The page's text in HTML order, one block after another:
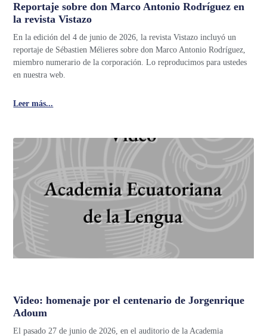
Reportaje sobre don Marco Antonio Rodríguez en
la revista Vistazo
En la edición del 4 de junio de 2026, la revista Vistazo incluyó un
reportaje de Sébastien Mélieres sobre don Marco Antonio Rodríguez,
miembro numerario de la corporación. Lo reproducimos para ustedes
en nuestra web.
Leer más...
Video: homenaje por el centenario de Jorgenrique
Adoum
El pasado 27 de junio de 2026, en el auditorio de la Academia